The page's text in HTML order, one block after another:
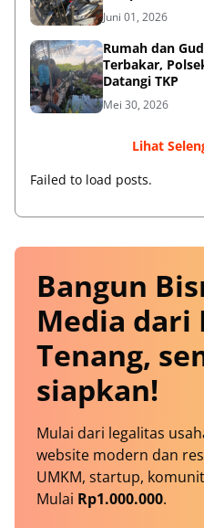
Juni 01, 2026
Rumah dan
Terbakar,
Datangi TKP
Mei 30, 2026
Lihat
Failed to load posts.
Bangun
Media dari
Tenang,
siapkan!
Mulai dari legalitas
website modern dan
UMKM, startup,
Mulai Rp1.000.000.